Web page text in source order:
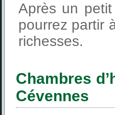
Après un
pourrez partir
richesses.
Chambres
Cévennes